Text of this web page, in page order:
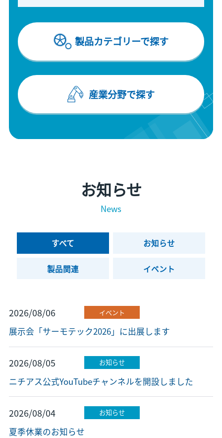
製品カテゴリーで探す
産業分野で探す
お知らせ
News
すべて お知らせ
製品関連 イベント
2026/08/06 イベント
展示会「サーモテック2026」に出展します
2026/08/05 お知らせ
ニチアス公式YouTubeチャンネルを開設しました
2026/08/04 お知らせ
夏季休業のお知らせ